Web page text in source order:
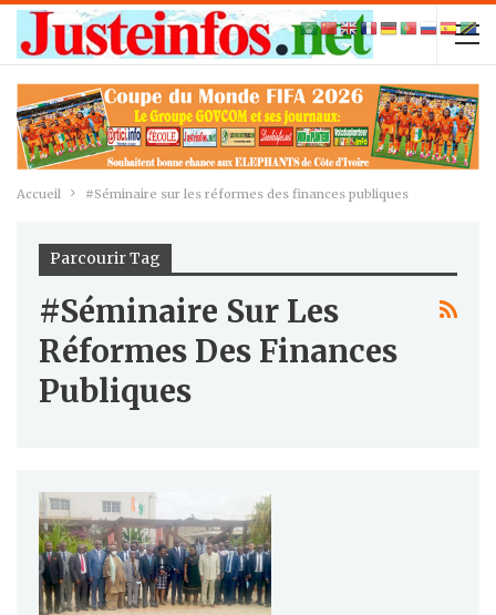
Accueil #Séminaire sur les réformes des finances publiques
Parcourir Tag
#Séminaire Sur Les
Réformes Des Finances
Publiques